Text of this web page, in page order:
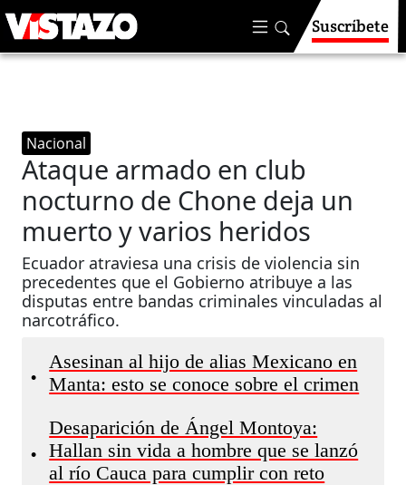
Suscríbete
Nacional
Ataque armado en club
nocturno de Chone deja un
muerto y varios heridos
Ecuador atraviesa una crisis de violencia sin
precedentes que el Gobierno atribuye a las
disputas entre bandas criminales vinculadas al
narcotráfico.
•
Asesinan al hijo de alias Mexicano en
Manta: esto se conoce sobre el crimen
•
Desaparición de Ángel Montoya:
Hallan sin vida a hombre que se lanzó
al río Cauca para cumplir con reto